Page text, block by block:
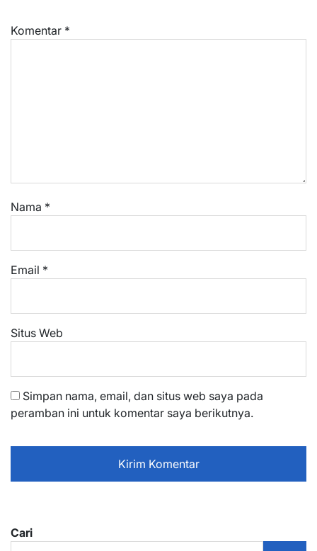
Komentar *
Nama *
Email *
Situs Web
Simpan nama, email, dan situs web saya pada
peramban ini untuk komentar saya berikutnya.
Cari